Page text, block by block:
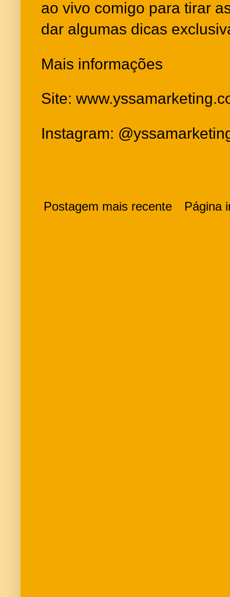
ao vivo comigo para tirar
dar algumas dicas
Mais informações
Site:
Instagram:
Postagem mais recente Página